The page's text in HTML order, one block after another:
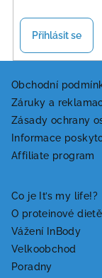
Přihlásit se
Obchodní
Záruky a
Zásady ochrany
Informace
Affiliate program
Co je It’s my life!?
O proteinové dietě
Vážení InBody
Velkoobchod
Poradny